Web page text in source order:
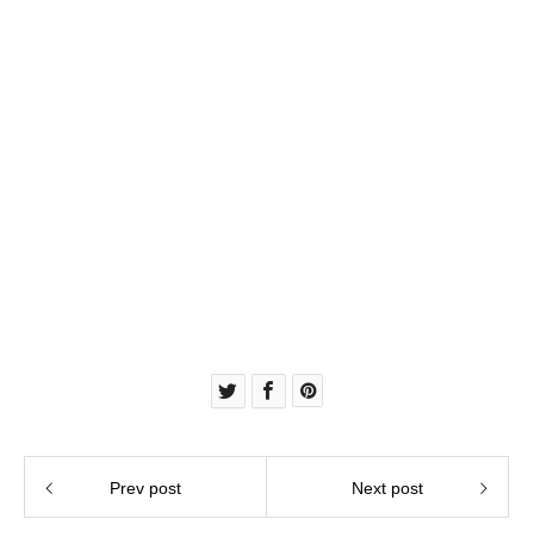
Prev post Next post